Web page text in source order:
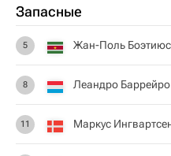
Запасные
5 Жан-Поль Боэтиюс
8 Леандро Баррейро
11 Маркус